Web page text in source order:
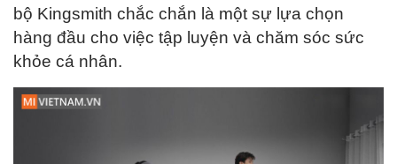
bộ Kingsmith chắc chắn là một sự lựa chọn
hàng đầu cho việc tập luyện và chăm sóc sức
khỏe cá nhân.